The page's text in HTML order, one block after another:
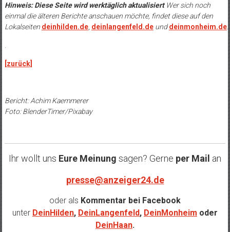
Hinweis: Diese Seite wird werktäglich aktualisiert Wer sich noch
einmal die älteren Berichte anschauen möchte, findet diese auf den
Lokalseiten deinhilden.de, deinlangenfeld.deunddeinmonheim.de.
[zurück]
Bericht: Achim Kaemmerer
Foto: BlenderTimer/Pixabay
Ihr wollt uns Eure Meinung sagen? Gerne per Mail an
presse@anzeiger24.de
oder als Kommentar bei Facebook
unter DeinHilden, DeinLangenfeld, DeinMonheim oder
DeinHaan.